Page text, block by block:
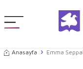
Anasayfa Emma